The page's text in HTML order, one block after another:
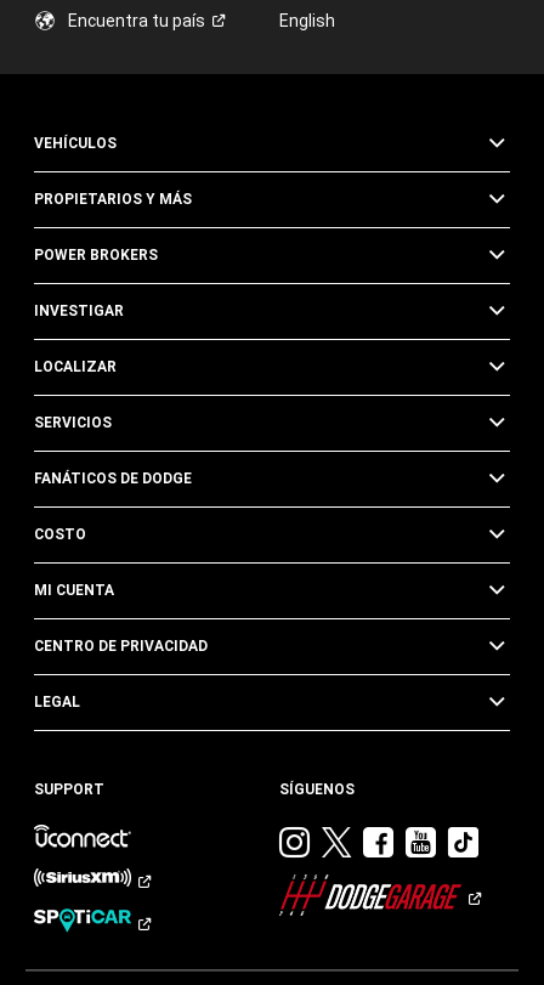
Encuentra tu país English
VEHÍCULOS
PROPIETARIOS Y MÁS
POWER BROKERS
INVESTIGAR
LOCALIZAR
SERVICIOS
FANÁTICOS DE DODGE
COSTO
MI CUENTA
CENTRO DE PRIVACIDAD
LEGAL
SUPPORT SÍGUENOS
Visitar
Dodge
en
Visitar
en
Visitar
en
Visitar
en en